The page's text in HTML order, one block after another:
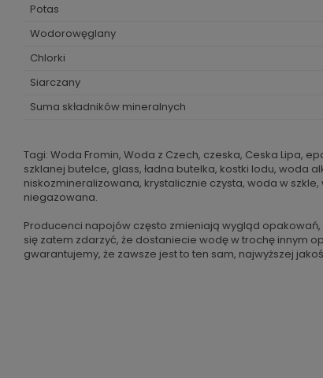
Potas
Wodorowęglany
Chlorki
Siarczany
Suma składników mineralnych
Tagi: Woda Fromin, Woda z Czech, czeska, Ceska Lipa,
szklanej butelce, glass, ładna butelka, kostki lodu, woda
niskozmineralizowana, krystalicznie czysta, woda w szkle,
niegazowana.
Producenci napojów często zmieniają wygląd
się zatem zdarzyć, że dostaniecie wodę w trochę innym
gwarantujemy, że zawsze jest to ten sam, najwyższej